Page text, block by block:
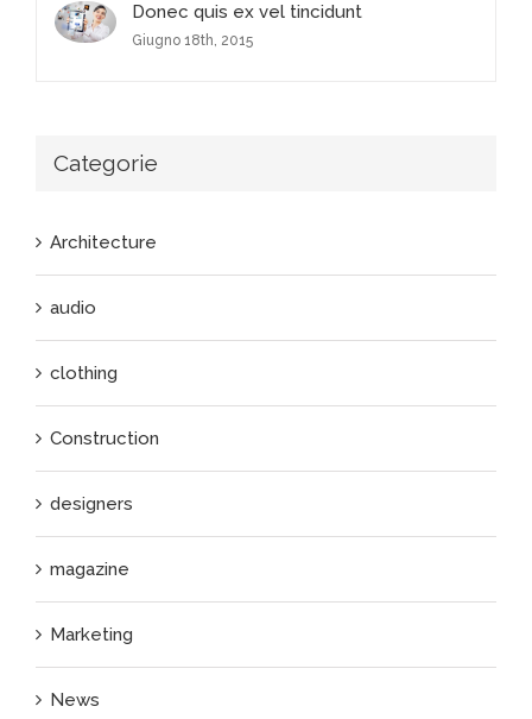
Donec quis ex vel tincidunt
Giugno 18th, 2015
Categorie
Architecture
audio
clothing
Construction
designers
magazine
Marketing
News